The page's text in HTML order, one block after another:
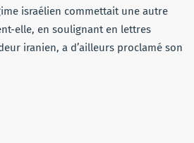
israélien commettait une autre
elle, en soulignant en lettres
iranien, a d’ailleurs proclamé son